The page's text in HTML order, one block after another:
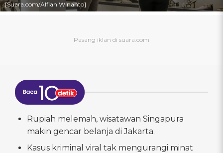
[Suara.com/Alfian Winanto]
Rupiah melemah, wisatawan Singapura
makin gencar belanja di Jakarta.
Kasus kriminal viral tak mengurangi minat